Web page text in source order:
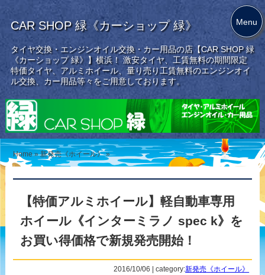
CAR SHOP 緑《カーショップ 緑》
タイヤ交換・エンジンオイル交換・カー用品の店【CAR SHOP 緑
《カーショップ 緑》】横浜！ 激安タイヤ、工賃無料の期間限定
特価タイヤ、アルミホイール、量り売り工賃無料のエンジンオイ
ル交換、カー用品等々をご用意しております。
Home »新発売《ホイール》 »
【特価アルミホイール】軽自動車専用
ホイール《インターミラノ spec k》を
お買い得価格で新規発売開始！
2016/10/06 | category:新発売《ホイール》
Menu